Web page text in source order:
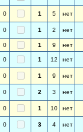
0 1 5 нет
0 1 2 нет
0 1 9 нет
0 1 12 нет
0 1 9 нет
0 2 3 нет
0 1 10 нет
0 3 4 нет